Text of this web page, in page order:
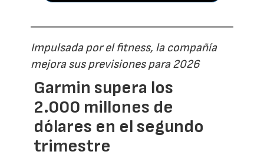
Impulsada por el fitness, la compañía
mejora sus previsiones para 2026
Garmin supera los
2.000 millones de
dólares en el segundo
trimestre